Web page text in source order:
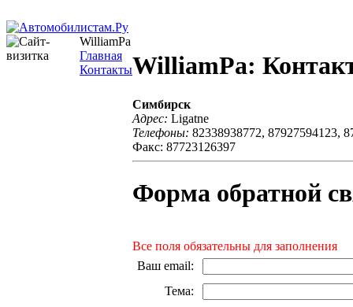
WilliamPa
Главная
КонтактыWilliamPa:
Симбирск
Адрес: Ligatne
Телефоны: 82338938772, 87927594123,
Факс: 87723126397
Форма обратной
Все поля обязательны для заполнения
Ваш email:
Тема: